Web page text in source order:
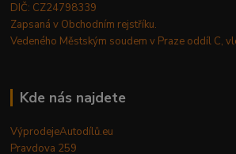
DIČ: CZ24798339
Zapsaná v Obchodním rejstříku.
Vedeného Městským soudem v Praze oddíl C,
Kde nás najdete
VýprodejeAutodílů.eu
Pravdova 259